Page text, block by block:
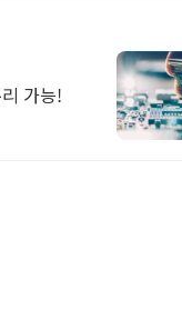
가능!